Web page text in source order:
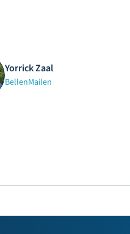
Yorrick Zaal
BellenMailen